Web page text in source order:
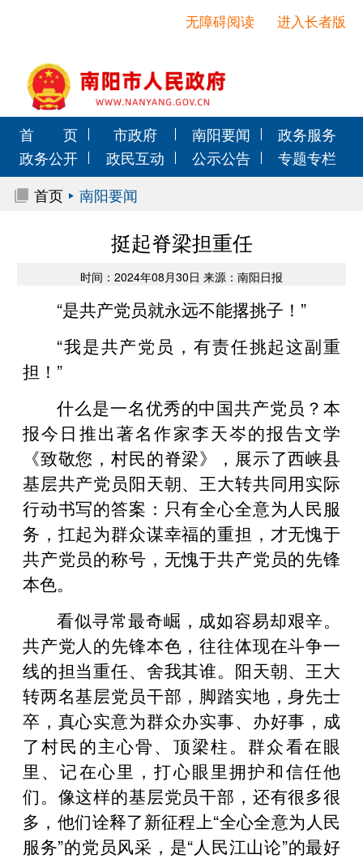
进入长者版
无障碍阅读
首 页 市政府 南阳要闻
政务服务
政务公开
政民互动 公示公告
专题专栏
首页
南阳要闻
挺起脊梁担重任
时间：2024年08月30日 来源：南阳日报
“是共产党员就永远不能撂挑子！”
“我是共产党员，有责任挑起这副重
担！”
什么是一名优秀的中国共产党员？本
报今日推出著名作家李天岑的报告文学
《致敬您，村民的脊梁》，展示了西峡县
基层共产党员阳天朝、王大转共同用实际
行动书写的答案：只有全心全意为人民服
务，扛起为群众谋幸福的重担，才无愧于
共产党员的称号，无愧于共产党员的先锋
本色。
看似寻常最奇崛，成如容易却艰辛。
共产党人的先锋本色，往往体现在斗争一
线的担当重任、舍我其谁。阳天朝、王大
转两名基层党员干部，脚踏实地，身先士
卒，真心实意为群众办实事、办好事，成
了村民的主心骨、顶梁柱。群众看在眼
里、记在心里，打心眼里拥护和信任他
们。像这样的基层党员干部，还有很多很
多，他们诠释了新征程上“全心全意为人民
服务”的党员风采，是“人民江山论”的最好